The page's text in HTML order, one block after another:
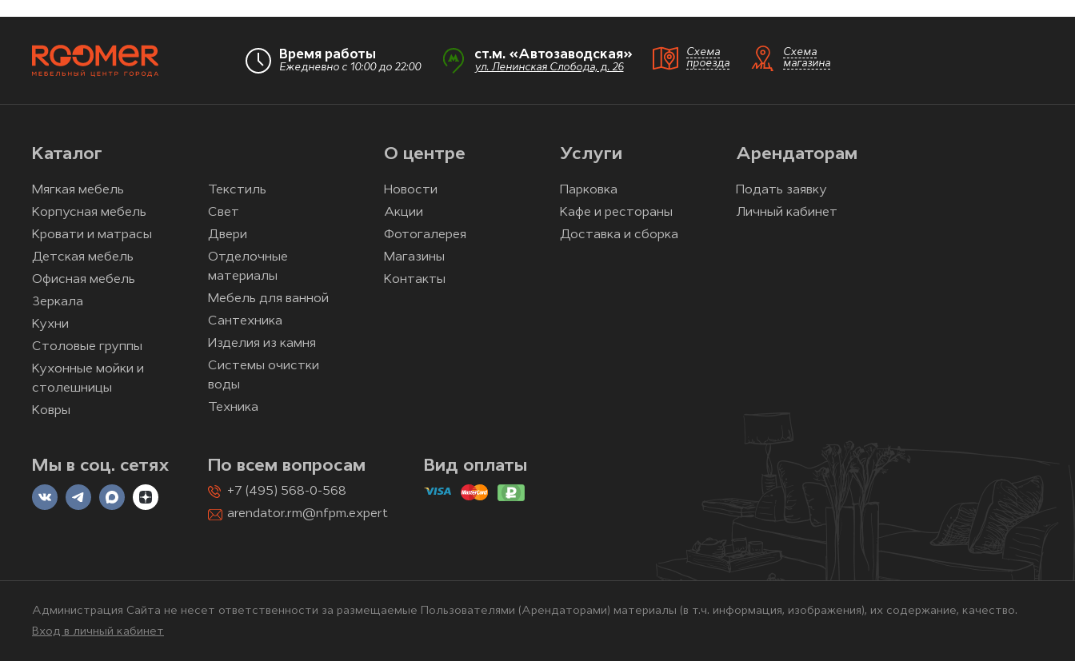
Время работы
Ежедневно с 10:00 до 22:00
ст.м. «Автозаводская»
ул. Ленинская Слобода, д. 26
Схема
проезда
Схема
магазина
Каталог
Мягкая мебель
Корпусная мебель
Кровати и матрасы
Детская мебель
Офисная мебель
Зеркала
Кухни
Столовые группы
Кухонные мойки и
столешницы
Ковры
Текстиль
Свет
Двери
Отделочные
материалы
Мебель для ванной
Сантехника
Изделия из камня
Системы очистки
воды
Техника
О центре
Новости
Акции
Фотогалерея
Магазины
Контакты
Услуги
Парковка
Кафе и рестораны
Доставка и сборка
Арендаторам
Подать заявку
Личный кабинет
Мы в соц. сетях По всем вопросам
+7 (495) 568-0-568
arendator.rm@nfpm.expert
Вид оплаты
Администрация Сайта не несет ответственности за размещаемые Пользователями (Арендаторами) материалы (в т.ч. информация, изображения), их содержание, качество.
Вход в личный кабинет